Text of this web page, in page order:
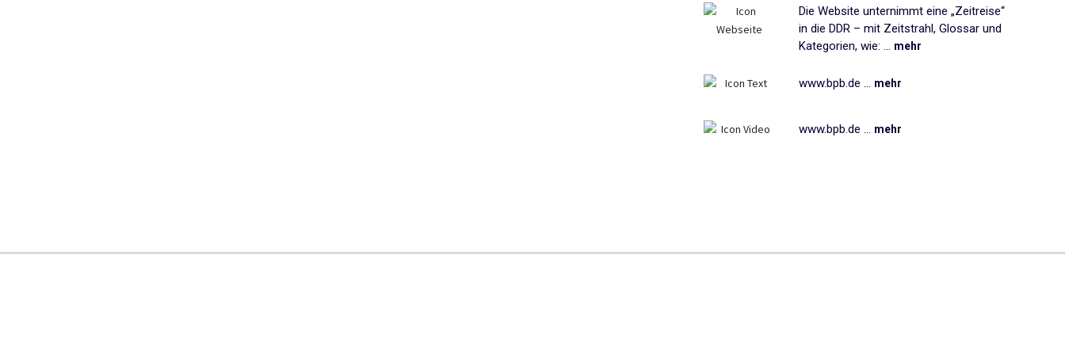
Die Website unternimmt eine „Zeitreise“
in die DDR – mit Zeitstrahl, Glossar und
Kategorien, wie: ... mehr
www.bpb.de ... mehr
www.bpb.de ... mehr